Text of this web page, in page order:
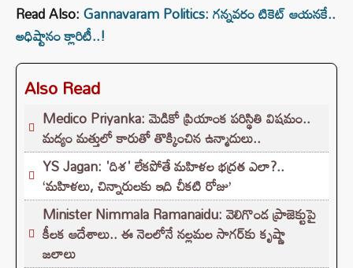
Read Also:Gannavaram Politics: గన్నవరం టికెట్‌ ఆయనకే..
అధిష్టానం క్లారిటీ..!
Also Read
Medico Priyanka: మెడికో ప్రియాంక పరిస్థితి విషమం..
మద్యం మత్తులో కారుతో తొక్కించిన ఉన్మాదులు..
YS Jagan: 'దిశ' లేకపోతే మహిళల భద్రత ఎలా?..
‘మహిళలు, చిన్నారులకు ఇది చీకటి రోజు’
Minister Nimmala Ramanaidu: వెలిగొండ ప్రాజెక్టుపై
కీలక ఆదేశాలు.. ఈ నెలలోనే నల్లమల సాగర్‌కు కృష్ణా
జలాలు